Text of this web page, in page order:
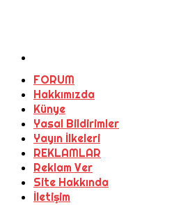
FORUM
Hakkımızda
Künye
Yasal Bildirimler
Yayın İlkeleri
REKLAMLAR
Reklam Ver
Site Hakkında
İletişim